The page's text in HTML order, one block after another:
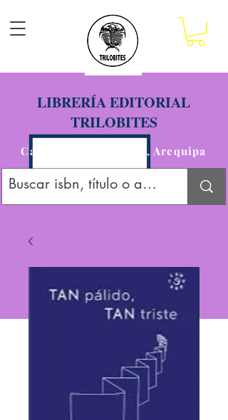
LIBRERÍA EDITORIAL
TRILOBITES
Calle San Agustín 201, Arequipa